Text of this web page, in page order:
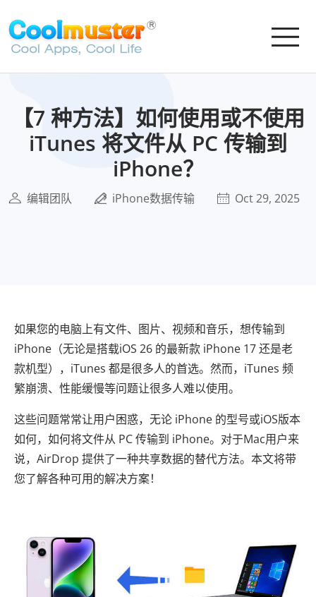
【7 种方法】如何使用或不使用
iTunes 将文件从 PC 传输到
iPhone？
编辑团队 iPhone数据传输 Oct 29, 2025
如果您的电脑上有文件、图片、视频和音乐，想传输到
iPhone（无论是搭载iOS 26 的最新款 iPhone 17 还是老
款机型），iTunes 都是很多人的首选。然而，iTunes 频
繁崩溃、性能缓慢等问题让很多人难以使用。
这些问题常常让用户困惑，无论 iPhone 的型号或iOS版本
如何，如何将文件从 PC 传输到 iPhone。对于Mac用户来
说，AirDrop 提供了一种共享数据的替代方法。本文将带
您了解各种可用的解决方案！